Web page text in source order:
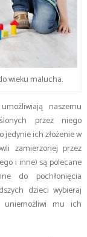
wieku malucha.
naszemu
przez niego
ich złożenie w
zamierzonej przez
i inne) są polecane
do pochłonięcia
dzieci wybieraj
uniemożliwi mu ich